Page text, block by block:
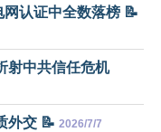
认证中全数落榜 📝
射中共信任危机
外交 📝 2026/7/7